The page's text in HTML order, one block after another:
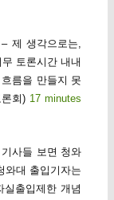
제 생각으로는,
토론시간 내내
름을 만들지 못
회) 17 minutes
사들 보면 청와
와대 출입기자는
실출입제한 개념